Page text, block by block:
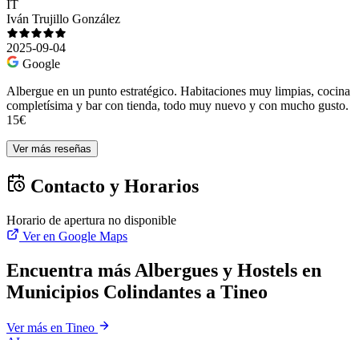
IT
Iván Trujillo González
2025-09-04
Google
Albergue en un punto estratégico. Habitaciones muy limpias, cocina
completísima y bar con tienda, todo muy nuevo y con mucho gusto.
15€
Ver más reseñas
Contacto y Horarios
Horario de apertura no disponible
Ver en Google Maps
Encuentra más Albergues y Hostels en
Municipios Colindantes a Tineo
Ver más en Tineo